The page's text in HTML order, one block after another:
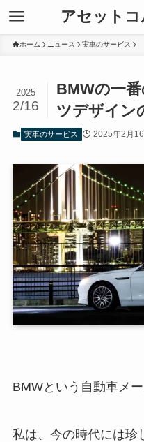
アセット
ホーム ニュース 実車のサービス
BMWの一
ツデザイン
2025
2/16
実車のサービス 2025年2月16
BMWという自動車メ
私は、今の時代には珍